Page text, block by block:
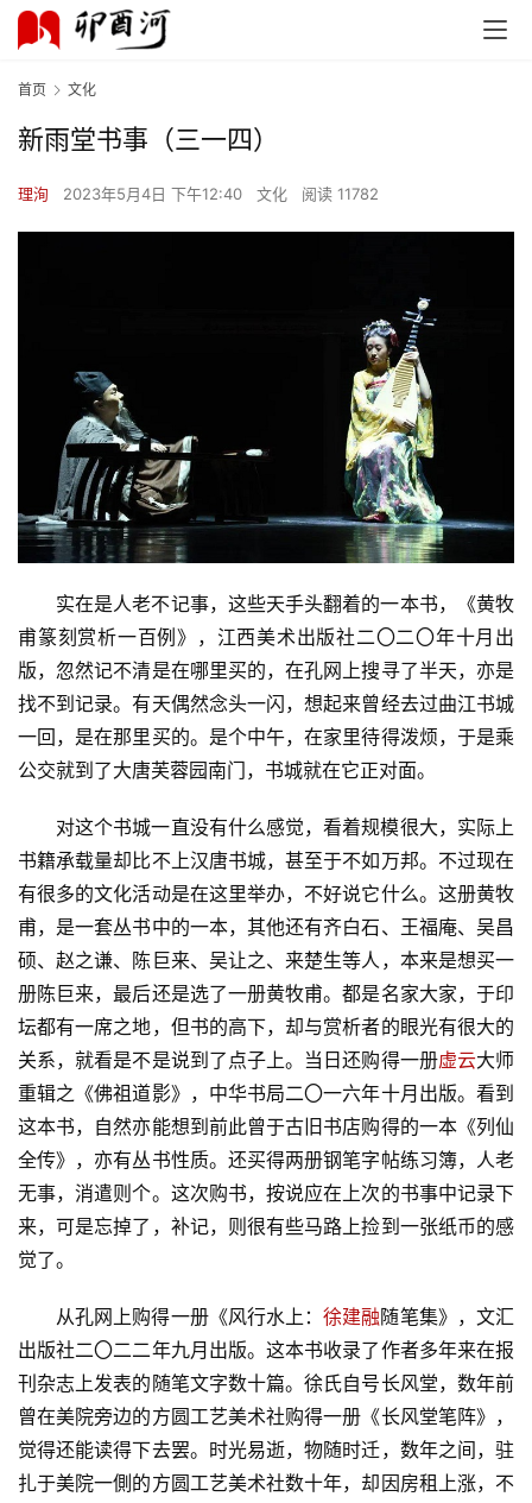
首页 文化
新雨堂书事（三一四）
理洵 2023年5月4日 下午12:40 文化 阅读 11782
实在是人老不记事，这些天手头翻着的一本书，《黄牧
甫篆刻赏析一百例》，江西美术出版社二〇二〇年十月出
版，忽然记不清是在哪里买的，在孔网上搜寻了半天，亦是
找不到记录。有天偶然念头一闪，想起来曾经去过曲江书城
一回，是在那里买的。是个中午，在家里待得泼烦，于是乘
公交就到了大唐芙蓉园南门，书城就在它正对面。
对这个书城一直没有什么感觉，看着规模很大，实际上
书籍承载量却比不上汉唐书城，甚至于不如万邦。不过现在
有很多的文化活动是在这里举办，不好说它什么。这册黄牧
甫，是一套丛书中的一本，其他还有齐白石、王福庵、吴昌
硕、赵之谦、陈巨来、吴让之、来楚生等人，本来是想买一
册陈巨来，最后还是选了一册黄牧甫。都是名家大家，于印
坛都有一席之地，但书的高下，却与赏析者的眼光有很大的
关系，就看是不是说到了点子上。当日还购得一册虚云大师
重辑之《佛祖道影》，中华书局二〇一六年十月出版。看到
这本书，自然亦能想到前此曾于古旧书店购得的一本《列仙
全传》，亦有丛书性质。还买得两册钢笔字帖练习簿，人老
无事，消遣则个。这次购书，按说应在上次的书事中记录下
来，可是忘掉了，补记，则很有些马路上捡到一张纸币的感
觉了。
从孔网上购得一册《风行水上：徐建融随笔集》，文汇
出版社二〇二二年九月出版。这本书收录了作者多年来在报
刊杂志上发表的随笔文字数十篇。徐氏自号长风堂，数年前
曾在美院旁边的方圆工艺美术社购得一册《长风堂笔阵》，
觉得还能读得下去罢。时光易逝，物随时迁，数年之间，驻
扎于美院一側的方圆工艺美术社数十年，却因房租上涨，不